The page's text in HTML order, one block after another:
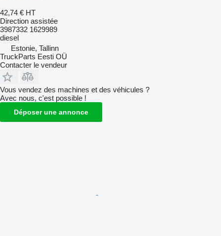
42,74 € HT
Direction assistée
3987332 1629989
diesel
Estonie, Tallinn
TruckParts Eesti OÜ
Contacter le vendeur
Vous vendez des machines et des véhicules ?
Avec nous, c'est possible !
Déposer une annonce